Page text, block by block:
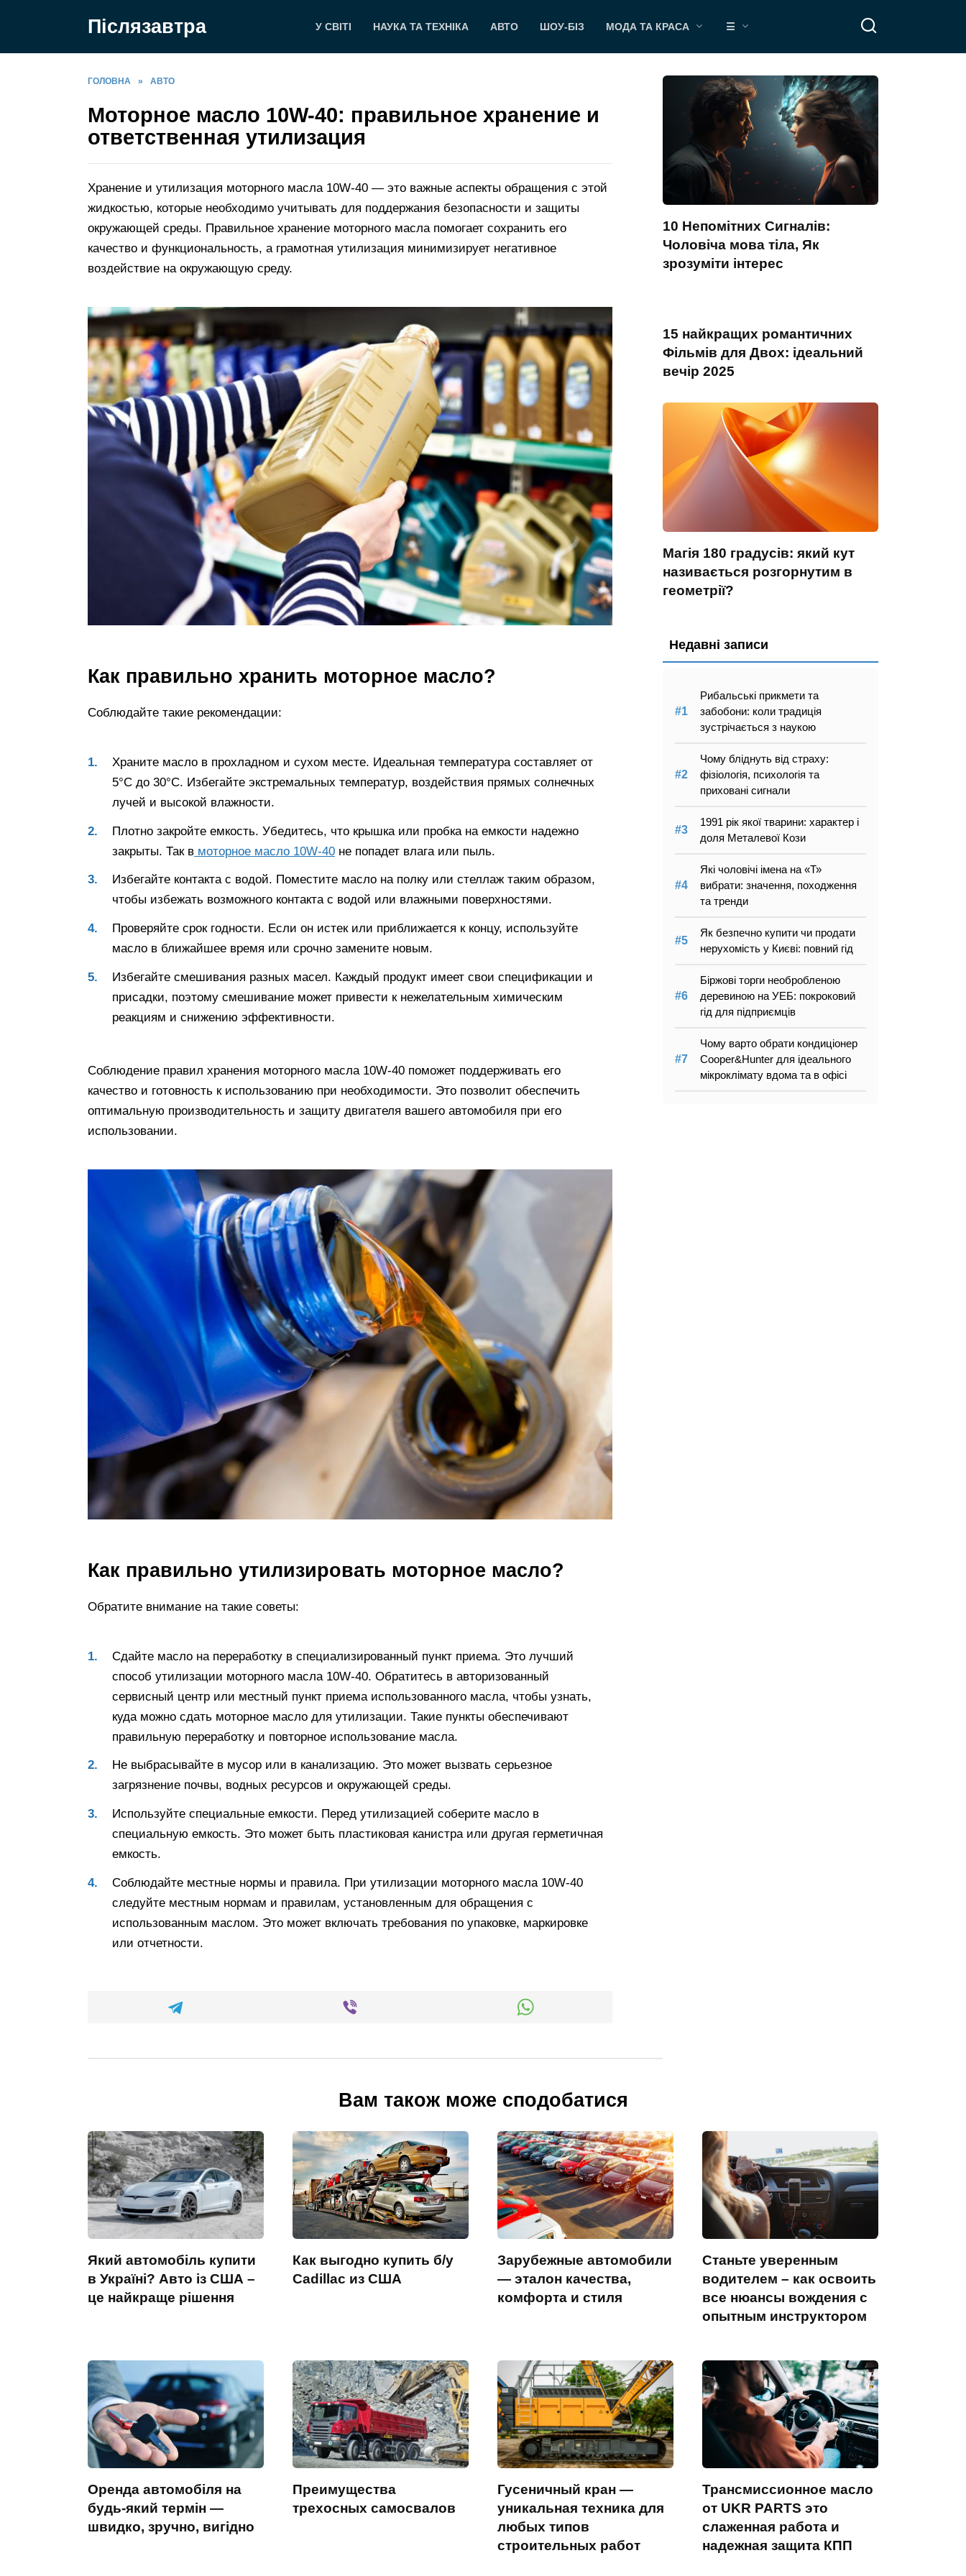
Післязавтра У СВІТІ НАУКА ТА ТЕХНІКА АВТО ШОУ-БІЗ МОДА ТА КРАСА ☰
ГОЛОВНА » АВТО
Моторное масло 10W-40: правильное хранение и
ответственная утилизация
Хранение и утилизация моторного масла 10W-40 — это важные аспекты обращения с этой
жидкостью, которые необходимо учитывать для поддержания безопасности и защиты
окружающей среды. Правильное хранение моторного масла помогает сохранить его
качество и функциональность, а грамотная утилизация минимизирует негативное
воздействие на окружающую среду.
Как правильно хранить моторное масло?
Соблюдайте такие рекомендации:
Храните масло в прохладном и сухом месте. Идеальная температура составляет от
5°C до 30°C. Избегайте экстремальных температур, воздействия прямых солнечных
лучей и высокой влажности.
Плотно закройте емкость. Убедитесь, что крышка или пробка на емкости надежно
закрыты. Так в моторное масло 10W-40 не попадет влага или пыль.
Избегайте контакта с водой. Поместите масло на полку или стеллаж таким образом,
чтобы избежать возможного контакта с водой или влажными поверхностями.
Проверяйте срок годности. Если он истек или приближается к концу, используйте
масло в ближайшее время или срочно замените новым.
Избегайте смешивания разных масел. Каждый продукт имеет свои спецификации и
присадки, поэтому смешивание может привести к нежелательным химическим
реакциям и снижению эффективности.
Соблюдение правил хранения моторного масла 10W-40 поможет поддерживать его
качество и готовность к использованию при необходимости. Это позволит обеспечить
оптимальную производительность и защиту двигателя вашего автомобиля при его
использовании.
Как правильно утилизировать моторное масло?
Обратите внимание на такие советы:
Сдайте масло на переработку в специализированный пункт приема. Это лучший
способ утилизации моторного масла 10W-40. Обратитесь в авторизованный
сервисный центр или местный пункт приема использованного масла, чтобы узнать,
куда можно сдать моторное масло для утилизации. Такие пункты обеспечивают
правильную переработку и повторное использование масла.
Не выбрасывайте в мусор или в канализацию. Это может вызвать серьезное
загрязнение почвы, водных ресурсов и окружающей среды.
Используйте специальные емкости. Перед утилизацией соберите масло в
специальную емкость. Это может быть пластиковая канистра или другая герметичная
емкость.
Соблюдайте местные нормы и правила. При утилизации моторного масла 10W-40
следуйте местным нормам и правилам, установленным для обращения с
использованным маслом. Это может включать требования по упаковке, маркировке
или отчетности.
10 Непомітних Сигналів:
Чоловіча мова тіла, Як
зрозуміти інтерес
15 найкращих романтичних
Фільмів для Двох: ідеальний
вечір 2025
Магія 180 градусів: який кут
називається розгорнутим в
геометрії?
Недавні записи
Рибальські прикмети та
забобони: коли традиція
зустрічається з наукою
Чому бліднуть від страху:
фізіологія, психологія та
приховані сигнали
1991 рік якої тварини: характер і
доля Металевої Кози
Які чоловічі імена на «Т»
вибрати: значення, походження
та тренди
Як безпечно купити чи продати
нерухомість у Києві: повний гід
Біржові торги необробленою
деревиною на УЕБ: покроковий
гід для підприємців
Чому варто обрати кондиціонер
Cooper&Hunter для ідеального
мікроклімату вдома та в офісі
Вам також може сподобатися
Який автомобіль купити
в Україні? Авто із США –
це найкраще рішення
Как выгодно купить б/у
Cadillac из США
Зарубежные автомобили
— эталон качества,
комфорта и стиля
Станьте уверенным
водителем – как освоить
все нюансы вождения с
опытным инструктором
Оренда автомобіля на
будь-який термін —
швидко, зручно, вигідно
Преимущества
трехосных самосвалов
Гусеничный кран —
уникальная техника для
любых типов
строительных работ
Трансмиссионное масло
от UKR PARTS это
слаженная работа и
надежная защита КПП